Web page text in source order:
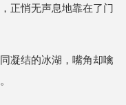
正悄无声息地靠在了门
凝结的冰湖，嘴角却噙